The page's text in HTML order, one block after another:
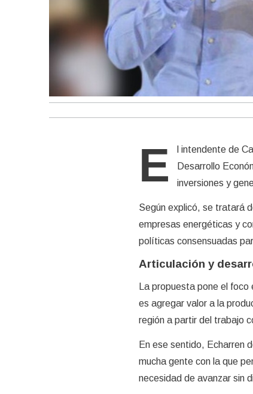
E
l intendente de
Desarrollo
inversiones y
Según explicó, se tratará
empresas energéticas y
políticas consensuadas
Articulación y
La propuesta pone el foco
es agregar valor a la
región a partir del trabajo
En ese sentido, Echarren
mucha gente con la que
necesidad de avanzar sin